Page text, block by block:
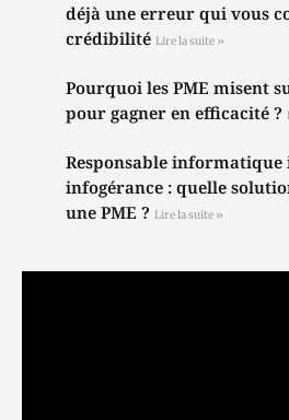
déjà une erreur qui vous
crédibilité Lire la suite »
Pourquoi les PME misent
pour gagner en efficacité ?
Responsable
infogérance : quelle
une PME ? Lire la suite »